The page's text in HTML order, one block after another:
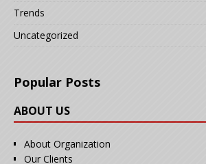
Trends
Uncategorized
Popular Posts
ABOUT US
About Organization
Our Clients